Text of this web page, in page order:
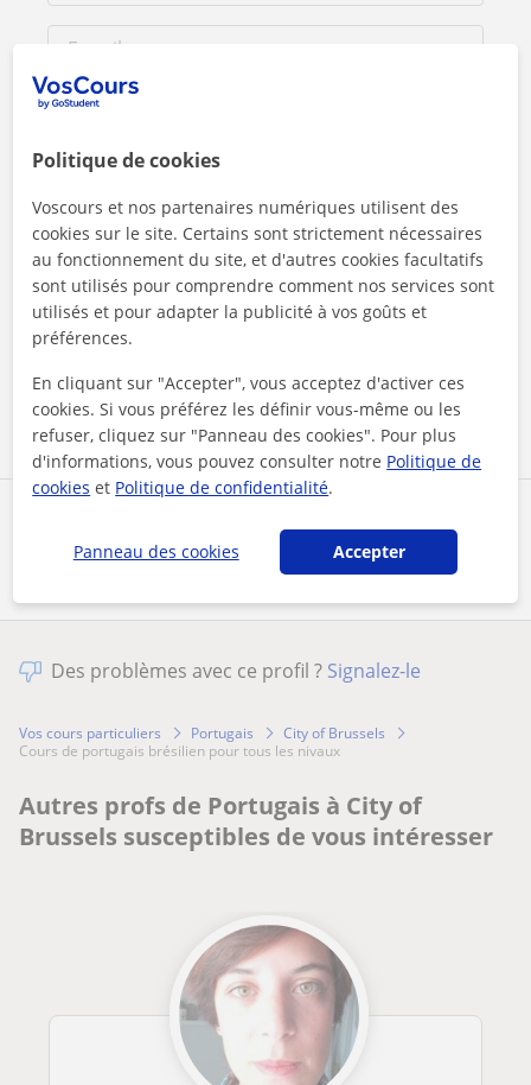
En cliquant sur l'un des deux boutons, vous acceptez nos
mentions légales
et de confidentialité
Contacter maintenant
Des problèmes avec ce profil ? Signalez-le
Vos cours particuliers Portugais
City of Brussels
cours de portugais brésilien pour tous les nivaux
Autres profs de Portugais à City of
Brussels susceptibles de vous intéresser
Politique de cookies
Voscours et nos partenaires numériques utilisent des
cookies sur le site. Certains sont strictement nécessaires
au fonctionnement du site, et d'autres cookies facultatifs
sont utilisés pour comprendre comment nos services sont
utilisés et pour adapter la publicité à vos goûts et
préférences.
En cliquant sur "Accepter", vous acceptez d'activer ces
cookies. Si vous préférez les définir vous-même ou les
refuser, cliquez sur "Panneau des cookies". Pour plus
d'informations, vous pouvez consulter notre Politique de
cookies et Politique de confidentialité.
Panneau des cookies Accepter